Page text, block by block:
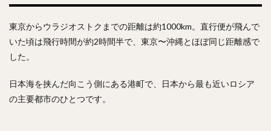
東京からウラジオストクまでの距離は約1000km。直行便が飛んで
いた頃は飛行時間が約2時間半で、東京〜沖縄とほぼ同じ距離感で
した。
日本海を挟んだ向こう側にある港町で、日本から最も近いロシア
の主要都市のひとつです。